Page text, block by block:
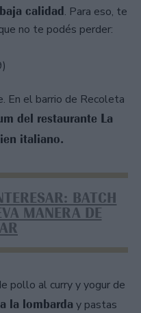
calidad. Para eso, te
no te podés perder:
En el barrio de Recoleta
del restaurante La
italiano.
BATCH
MANERA DE
pollo al curry y yogur de
la lombarda y pastas